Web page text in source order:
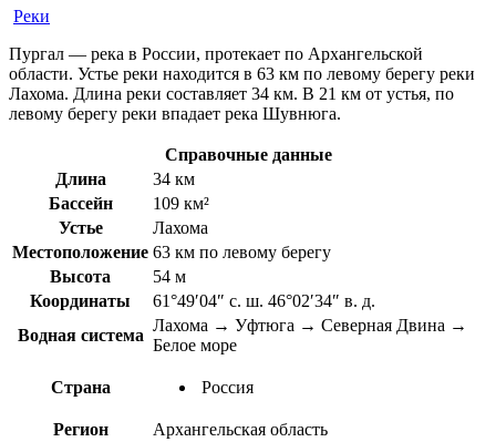
Реки
Пургал — река в России, протекает по Архангельской
области. Устье реки находится в 63 км по левому берегу реки
Лахома. Длина реки составляет 34 км. В 21 км от устья, по
левому берегу реки впадает река Шувнюга.
Справочные данные
Длина
34 км
Бассейн
109 км²
Устье
Лахома
Местоположение 63 км по левому берегу
Высота
54 м
Координаты
61°49′04″ с. ш. 46°02′34″ в. д.
Водная система
Лахома → Уфтюга → Северная Двина →
Белое море
Страна Россия
Регион
Архангельская область